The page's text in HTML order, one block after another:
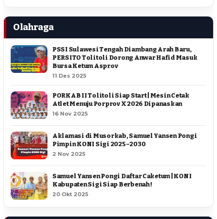
Olahraga
PSSI Sulawesi Tengah Diambang Arah Baru,
PERSITO Tolitoli Dorong Anwar Hafid Masuk
Bursa Ketum Asprov
11 Des 2025
PORKAB II Tolitoli Siap Start | Mesin Cetak
Atlet Menuju Porprov X 2026 Dipanaskan
16 Nov 2025
Aklamasi di Musorkab, Samuel Yansen Pongi
Pimpin KONI Sigi 2025–2030
2 Nov 2025
Samuel Yansen Pongi Daftar Caketum | KONI
Kabupaten Sigi Siap Berbenah !
20 Okt 2025